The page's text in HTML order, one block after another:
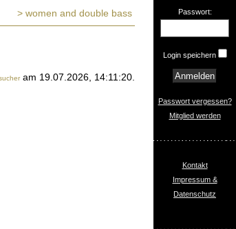
Passwort:
Login speichern
Passwort vergessen?
Mitglied werden
Kontakt
Impressum &
Datenschutz
> women and double bass
am 19.07.2026, 14:11:20.